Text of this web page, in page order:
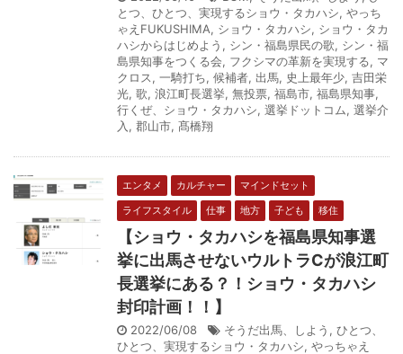
とつ、ひとつ、実現するショウ・タカハシ, やっち
ゃえFUKUSHIMA, ショウ・タカハシ, ショウ・タカ
ハシからはじめよう , シン・福島県民の歌, シン・福
島県知事をつくる会, フクシマの革新を実現する, マ
クロス, 一騎打ち, 候補者, 出馬, 史上最年少, 吉田栄
光, 歌, 浪江町長選挙, 無投票, 福島市, 福島県知事,
行くぜ、ショウ・タカハシ, 選挙ドットコム, 選挙介
入 , 郡山市, 髙橋翔
エンタメ カルチャー
マインドセット
ライフスタイル
仕事 地方 子ども 移住
【ショウ・タカハシを福島県知事選
挙に出馬させないウルトラCが浪江町
長選挙にある？！ショウ・タカハシ
封印計画！！】
2022/06/08 そうだ出馬、しよう , ひとつ、
ひとつ、実現するショウ・タカハシ, やっちゃえ